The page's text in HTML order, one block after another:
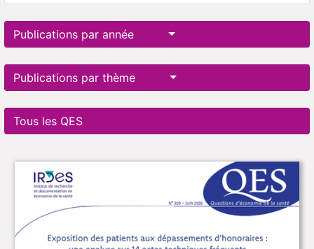
Publications par année
Publications par thème
Tous les QES